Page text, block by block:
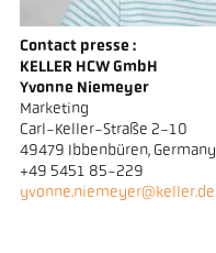
Contact presse :
KELLER HCW GmbH
Yvonne Niemeyer
Marketing
Carl-Keller-Straße 2-10
49479 Ibbenbüren, Germany
+49 5451 85-229
yvonne.niemeyer@keller.de